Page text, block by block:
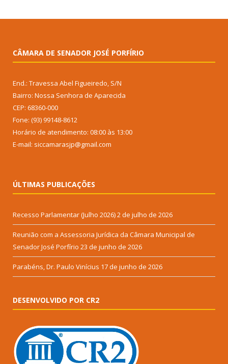
CÂMARA DE SENADOR JOSÉ PORFÍRIO
End.: Travessa Abel Figueiredo, S/N
Bairro: Nossa Senhora de Aparecida
CEP: 68360-000
Fone: (93) 99148-8612
Horário de atendimento: 08:00 às 13:00
E-mail: siccamarasjp@gmail.com
ÚLTIMAS PUBLICAÇÕES
Recesso Parlamentar (Julho 2026)2 de julho de 2026
Reunião com a Assessoria Jurídica da Câmara Municipal de
Senador José Porfírio 23 de junho de 2026
Parabéns, Dr. Paulo Vinícius 17 de junho de 2026
DESENVOLVIDO POR CR2